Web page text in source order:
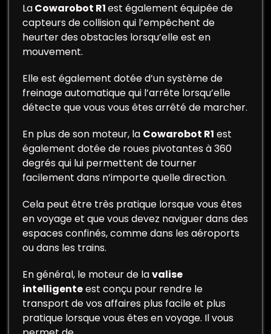
LaCowarobot R1est également équipée de
capteurs de collision qui l’empêchent de
heurter des obstacles lorsqu’elle est en
mouvement.
Elle est également dotée d’un système de
freinage automatique qui l’arrête lorsqu’elle
détecte que vous vous êtes arrêté de marcher.
En plus de son moteur, la Cowarobot R1 est
également dotée de roues pivotantes à 360
degrés qui lui permettent de tourner
facilement dans n’importe quelle direction.
Cela peut être très pratique lorsque vous êtes
en voyage et que vous devez naviguer dans des
espaces confinés, comme dans les aéroports
ou dans les trains.
En général, le moteur de lavalise
intelligenteest conçu pour rendre le
transport de vos affaires plus facile et plus
pratique lorsque vous êtes en voyage. Il vous